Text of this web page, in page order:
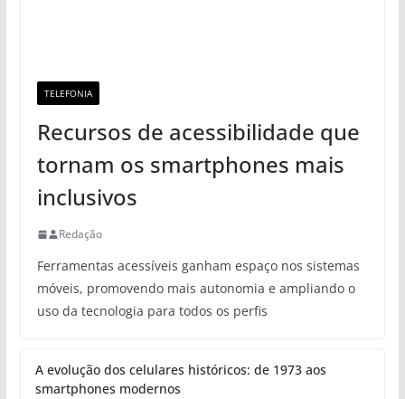
TELEFONIA
Recursos de acessibilidade que
tornam os smartphones mais
inclusivos
Redação
Ferramentas acessíveis ganham espaço nos sistemas
móveis, promovendo mais autonomia e ampliando o
uso da tecnologia para todos os perfis
A evolução dos celulares históricos: de 1973 aos
smartphones modernos